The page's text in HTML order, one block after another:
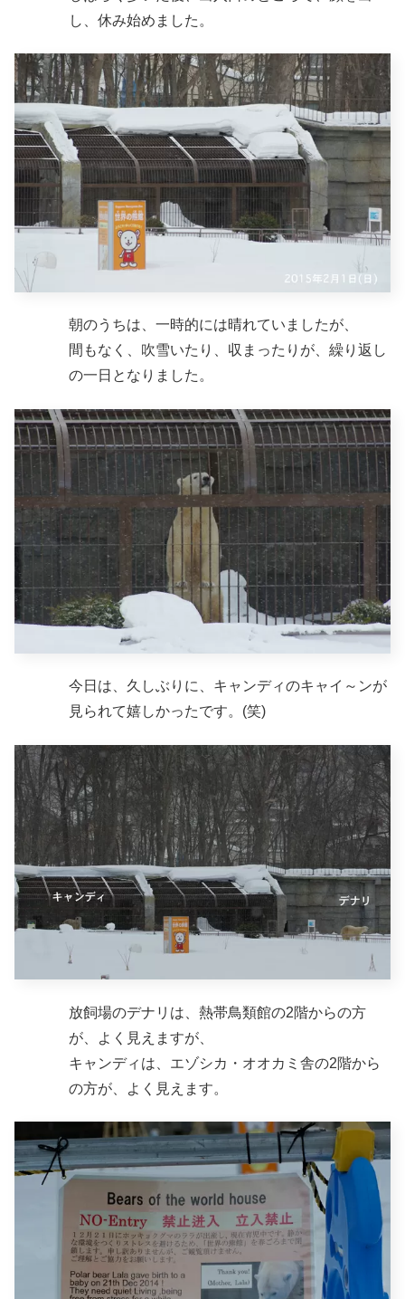
し、休み始めました。
朝のうちは、一時的には晴れていましたが、
間もなく、吹雪いたり、収まったりが、繰り返し
の一日となりました。
今日は、久しぶりに、キャンディのキャイ～ンが
見られて嬉しかったです。(笑)
放飼場のデナリは、熱帯鳥類館の2階からの方
が、よく見えますが、
キャンディは、エゾシカ・オオカミ舎の2階から
の方が、よく見えます。